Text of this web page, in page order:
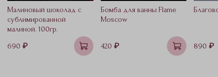
Малиновый шоколад с
сублимированной
малиной. 100гр.
690 ₽
Бомба для ванны Flame
Moscow
420 ₽ 890 ₽